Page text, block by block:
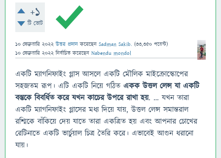
+1
টি ভোট
10 ফেব্রুয়ারি 2022 উত্তর প্রদান করেছেন Sadman Sakib. (33,350 পয়েন্ট)
10 ফেব্রুয়ারি 2022 নির্বাচিত করেছেন Nabendu mondol
একটি ম্যাগনিফাইং গ্লাস আসলে একটি মৌলিক মাইক্রোস্কোপের
সহজতম রূপ। এটি একটি নিয়ে গঠিত একক উত্তল লেন্স যা একটি
বস্তুকে বিবর্ধিত করে যখন কাচের উপরে রাখা হয়. … যখন তারা
একটি ম্যাগনিফাইং গ্লাসের মধ্য দিয়ে যায়, উত্তল লেন্স সমান্তরাল
রশ্মিকে বাঁকিয়ে দেয় যাতে তারা একত্রিত হয় এবং আপনার চোখের
রেটিনাতে একটি ভার্চুয়াল চিত্র তৈরি করে। এভাবেই আগুন ধরানো
যায়।